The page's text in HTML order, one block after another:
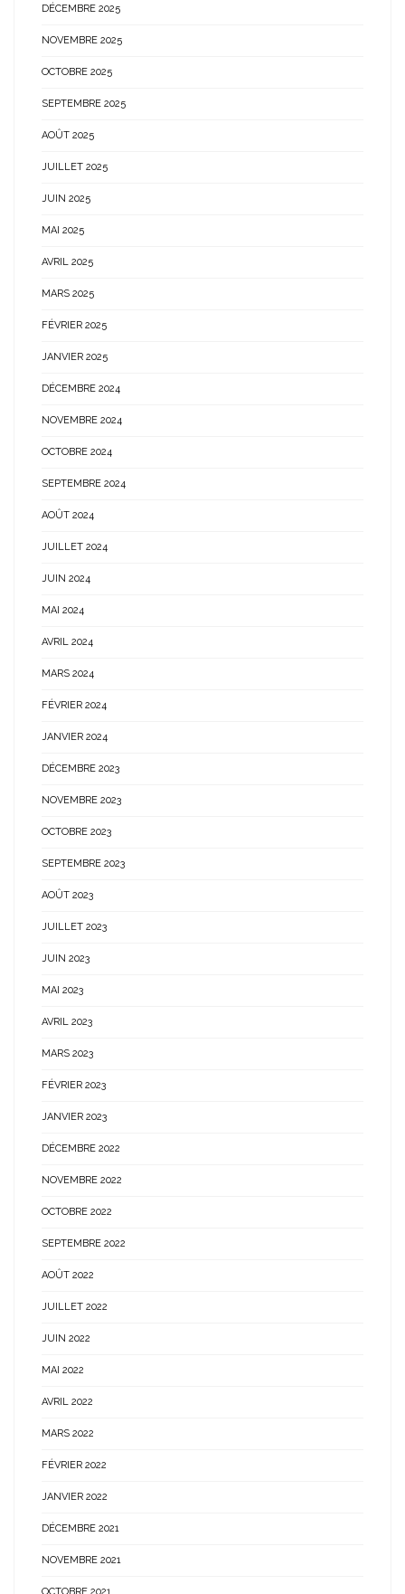
DÉCEMBRE 2025
NOVEMBRE 2025
OCTOBRE 2025
SEPTEMBRE 2025
AOÛT 2025
JUILLET 2025
JUIN 2025
MAI 2025
AVRIL 2025
MARS 2025
FÉVRIER 2025
JANVIER 2025
DÉCEMBRE 2024
NOVEMBRE 2024
OCTOBRE 2024
SEPTEMBRE 2024
AOÛT 2024
JUILLET 2024
JUIN 2024
MAI 2024
AVRIL 2024
MARS 2024
FÉVRIER 2024
JANVIER 2024
DÉCEMBRE 2023
NOVEMBRE 2023
OCTOBRE 2023
SEPTEMBRE 2023
AOÛT 2023
JUILLET 2023
JUIN 2023
MAI 2023
AVRIL 2023
MARS 2023
FÉVRIER 2023
JANVIER 2023
DÉCEMBRE 2022
NOVEMBRE 2022
OCTOBRE 2022
SEPTEMBRE 2022
AOÛT 2022
JUILLET 2022
JUIN 2022
MAI 2022
AVRIL 2022
MARS 2022
FÉVRIER 2022
JANVIER 2022
DÉCEMBRE 2021
NOVEMBRE 2021